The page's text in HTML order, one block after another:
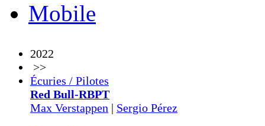
Mobile
2022
>>
Écuries / Pilotes
Red Bull-RBPT
Max Verstappen | Sergio Pérez